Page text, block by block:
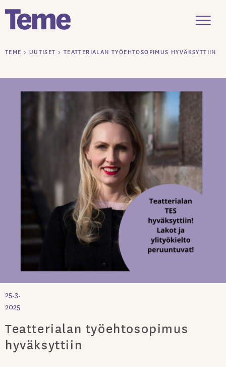
Siirry
TEME > UUTISET > TEATTERIALAN TYÖEHTOSOPIMUS HYVÄKSYTTIIN
25.3.
2025
Teatterialan työehtosopimus
hyväksyttiin